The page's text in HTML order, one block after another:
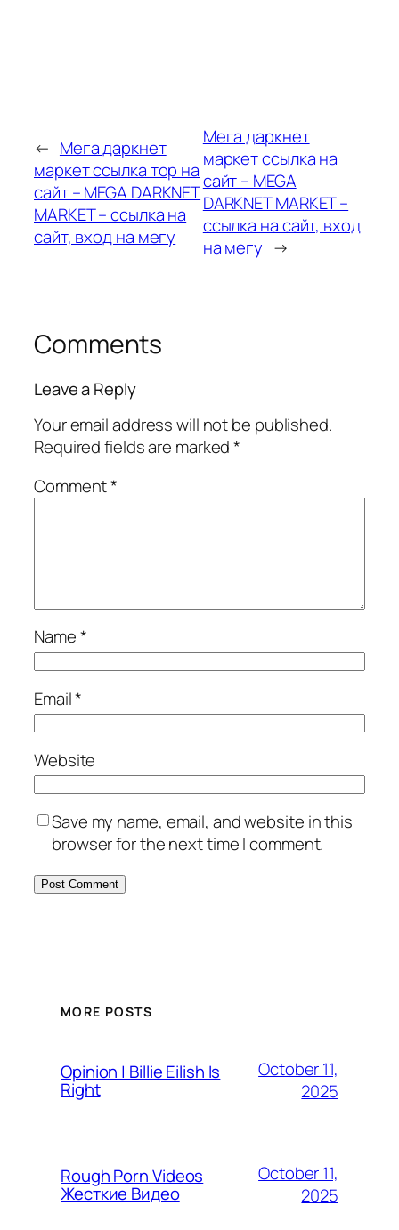
← Мега даркнет
маркет ссылка тор на
сайт – MEGA DARKNET
MARKET – ссылка на
сайт, вход на мегу
Мега даркнет
маркет ссылка на
сайт – MEGA
DARKNET MARKET –
ссылка на сайт, вход
на мегу →
Comments
Leave a Reply
Your email address will not be published.
Required fields are marked*
Comment*
Name*
Email*
Website
Save my name, email, and website in this
browser for the next time I comment.
MORE POSTS
Opinion | Billie Eilish Is
Right
October 11,
2025
Rough Porn Videos
Жесткие Видео
October 11,
2025